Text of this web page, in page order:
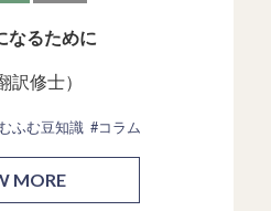
なるために
訳修士）
ふむ豆知識 #コラム
MORE